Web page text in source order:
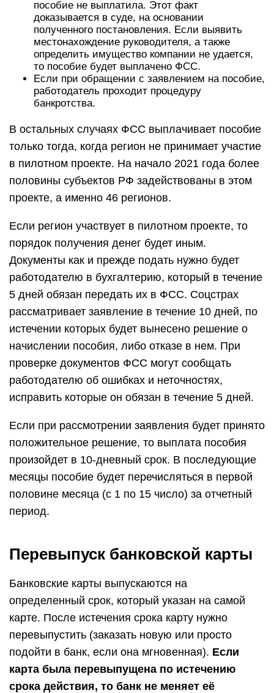
пособие не выплатила. Этот факт
доказывается в суде, на основании
полученного постановления. Если выявить
местонахождение руководителя, а также
определить имущество компании не удается,
то пособие будет выплачено ФСС.
Если при обращении с заявлением на пособие,
работодатель проходит процедуру
банкротства.
В остальных случаях ФСС выплачивает пособие
только тогда, когда регион не принимает участие
в пилотном проекте. На начало 2021 года более
половины субъектов РФ задействованы в этом
проекте, а именно 46 регионов.
Если регион участвует в пилотном проекте, то
порядок получения денег будет иным.
Документы как и прежде подать нужно будет
работодателю в бухгалтерию, который в течение
5 дней обязан передать их в ФСС. Соцстрах
рассматривает заявление в течение 10 дней, по
истечении которых будет вынесено решение о
начислении пособия, либо отказе в нем. При
проверке документов ФСС могут сообщать
работодателю об ошибках и неточностях,
исправить которые он обязан в течение 5 дней.
Если при рассмотрении заявления будет принято
положительное решение, то выплата пособия
произойдет в 10-дневный срок. В последующие
месяцы пособие будет перечисляться в первой
половине месяца (с 1 по 15 число) за отчетный
период.
Перевыпуск банковской карты
Банковские карты выпускаются на
определенный срок, который указан на самой
карте. После истечения срока карту нужно
перевыпустить (заказать новую или просто
подойти в банк, если она мгновенная). Если
карта была перевыпущена по истечению
срока действия, то банк не меняет её